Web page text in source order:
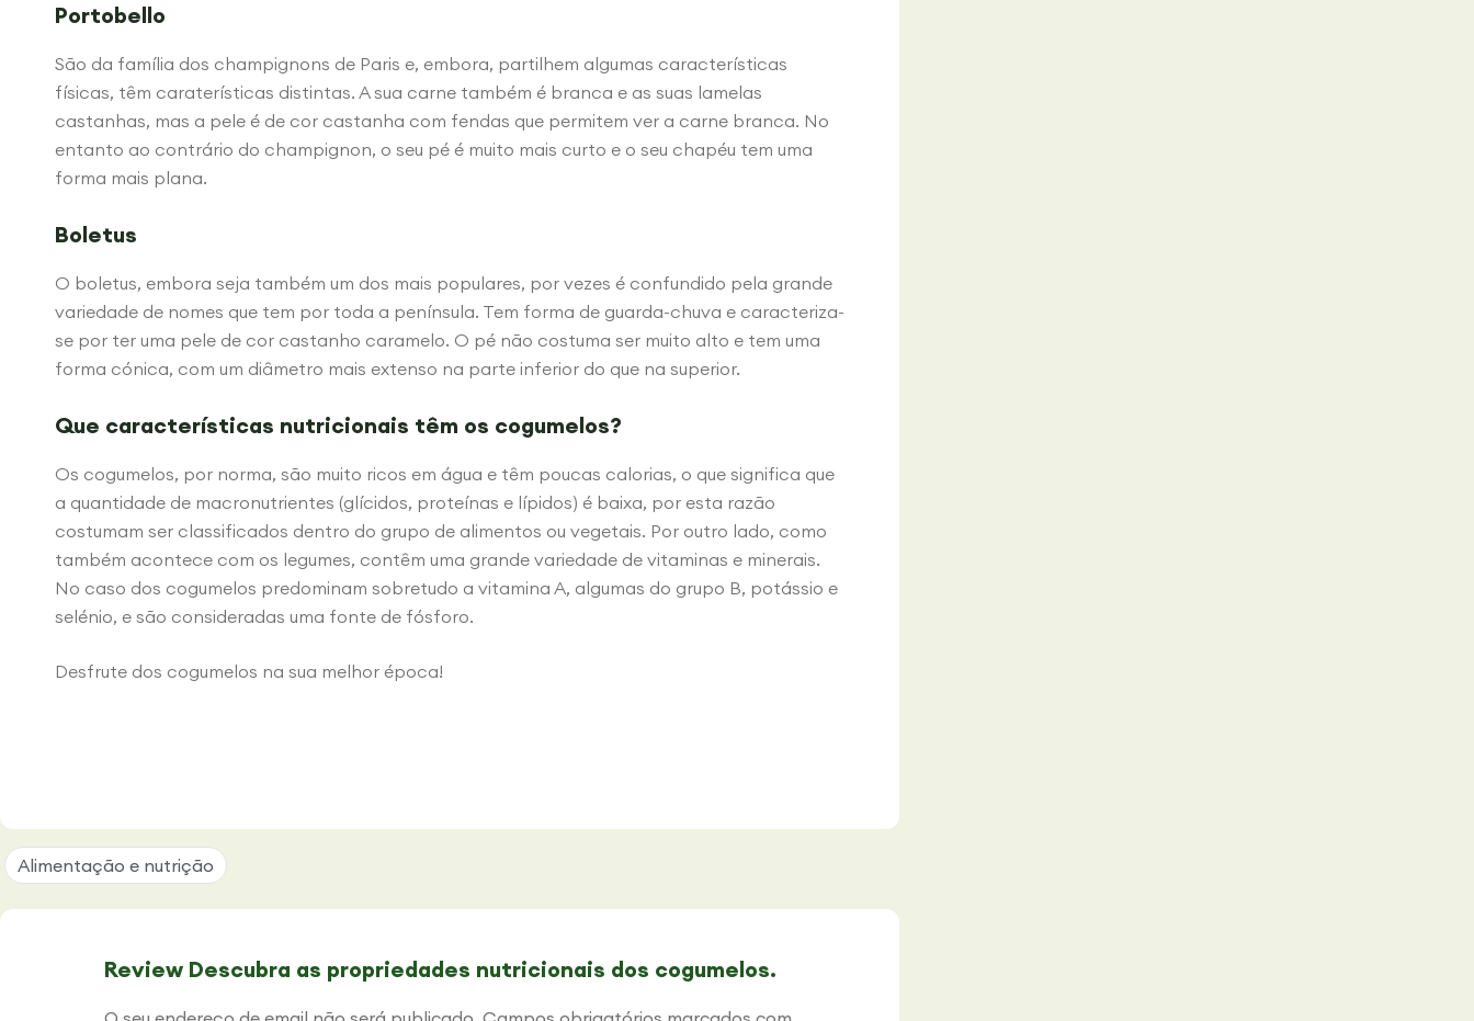
Portobello
São da família dos champignons de Paris e, embora, partilhem algumas características
físicas, têm caraterísticas distintas. A sua carne também é branca e as suas lamelas
castanhas, mas a pele é de cor castanha com fendas que permitem ver a carne branca. No
entanto ao contrário do champignon, o seu pé é muito mais curto e o seu chapéu tem uma
forma mais plana.
Boletus
O boletus, embora seja também um dos mais populares, por vezes é confundido pela grande
variedade de nomes que tem por toda a península. Tem forma de guarda-chuva e caracteriza-
se por ter uma pele de cor castanho caramelo. O pé não costuma ser muito alto e tem uma
forma cónica, com um diâmetro mais extenso na parte inferior do que na superior.
Que características nutricionais têm os cogumelos?
Os cogumelos, por norma, são muito ricos em água e têm poucas calorias, o que significa que
a quantidade de macronutrientes (glícidos, proteínas e lípidos) é baixa, por esta razão
costumam ser classificados dentro do grupo de alimentos ou vegetais. Por outro lado, como
também acontece com os legumes, contêm uma grande variedade de vitaminas e minerais.
No caso dos cogumelos predominam sobretudo a vitamina A, algumas do grupo B, potássio e
selénio, e são consideradas uma fonte de fósforo.
Desfrute dos cogumelos na sua melhor época!
Alimentação e nutrição
Review Descubra as propriedades nutricionais dos cogumelos.